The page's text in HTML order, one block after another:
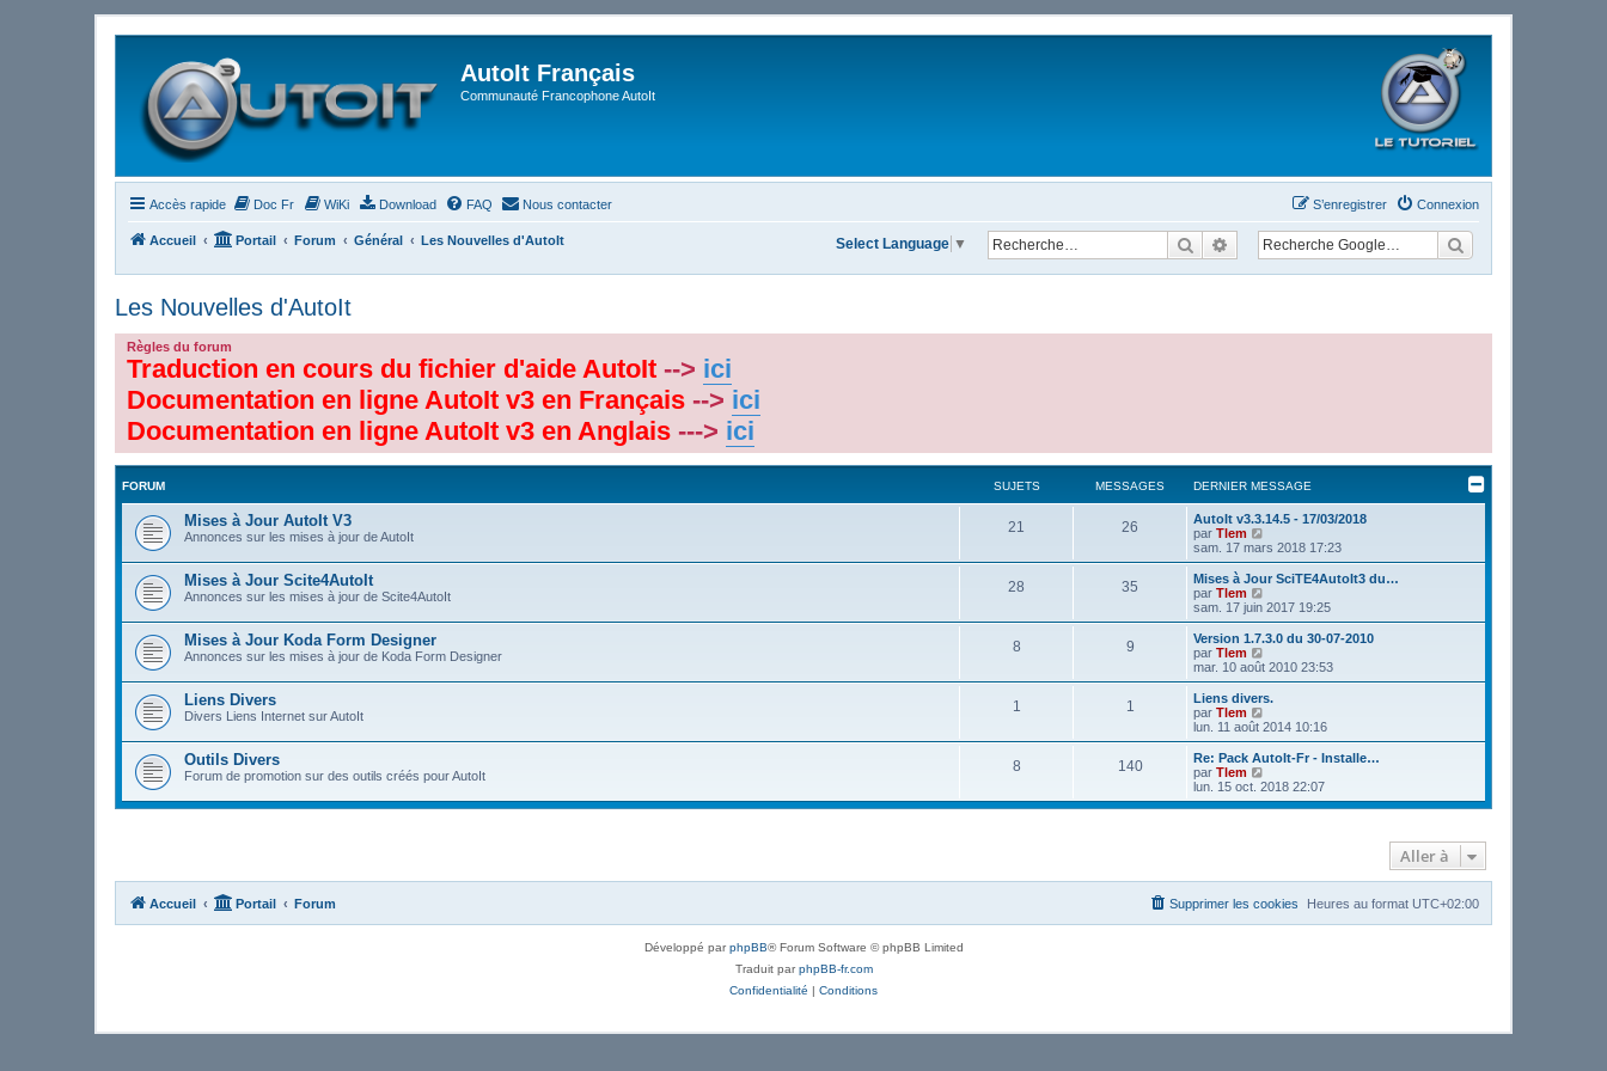
AutoIt Français
Communauté Francophone AutoIt
Accès rapide Doc Fr WiKi Download FAQ Nous contacter Connexion
S’enregistrer
Accueil Portail Forum Général Les Nouvelles d'AutoIt RechercherRecherche avancée
Select Language ▼
Les Nouvelles d'AutoIt
Règles du forum
Traduction en cours du fichier d'aide AutoIt --> ici
Documentation en ligne AutoIt v3 en Français --> ici
Documentation en ligne AutoIt v3 en Anglais ---> ici
FORUM SUJETS MESSAGES DERNIER MESSAGE
Mises à Jour AutoIt V3
Annonces sur les mises à jour de AutoIt
21 26
AutoIt v3.3.14.5 - 17/03/2018
par Tlem
o
i
r
e
e
r
n
i
r
e
s
s
g
e
sam. 17 mars 2018 17:23
Mises à Jour Scite4AutoIt
Annonces sur les mises à jour de Scite4AutoIt
28 35
Mises à Jour SciTE4AutoIt3 du…
par Tlem
o
i
r
e
r
n
i
r
e
s
sam. 17 juin 2017 19:25
Mises à Jour Koda Form Designer
Annonces sur les mises à jour de Koda Form Designer
8 9
Version 1.7.3.0 du 30-07-2010
par Tlem
o
i
r
e
e
r
n
i
e
s
g
e
mar. 10 août 2010 23:53
Liens Divers
Divers Liens Internet sur AutoIt
1 1
Liens divers.
par Tlem
o
i
r
e
e
r
m
e
s
lun. 11 août 2014 10:16
Outils Divers
Forum de promotion sur des outils créés pour AutoIt
8 140
Re: Pack AutoIt-Fr - Installe…
par Tlem
o
i
r
r
n
e
g
lun. 15 oct. 2018 22:07
Aller à
Accueil Portail Forum Heures au format UTC+02:00
Supprimer les cookies
Développé parphpBB® Forum Software © phpBB Limited
Traduit parphpBB-fr.com
Confidentialité | Conditions